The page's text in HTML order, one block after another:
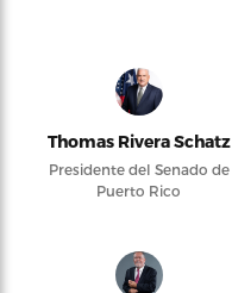
Thomas Rivera Schatz
Presidente del Senado de
Puerto Rico